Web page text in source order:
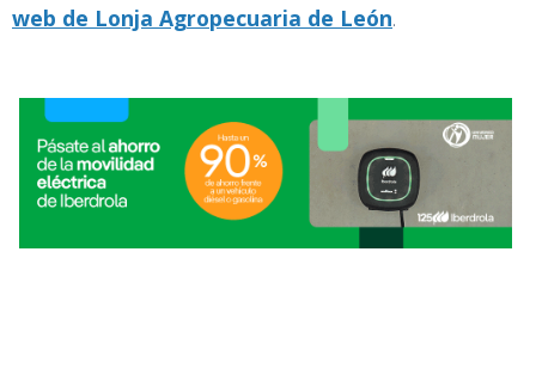
web de Lonja Agropecuaria de León.